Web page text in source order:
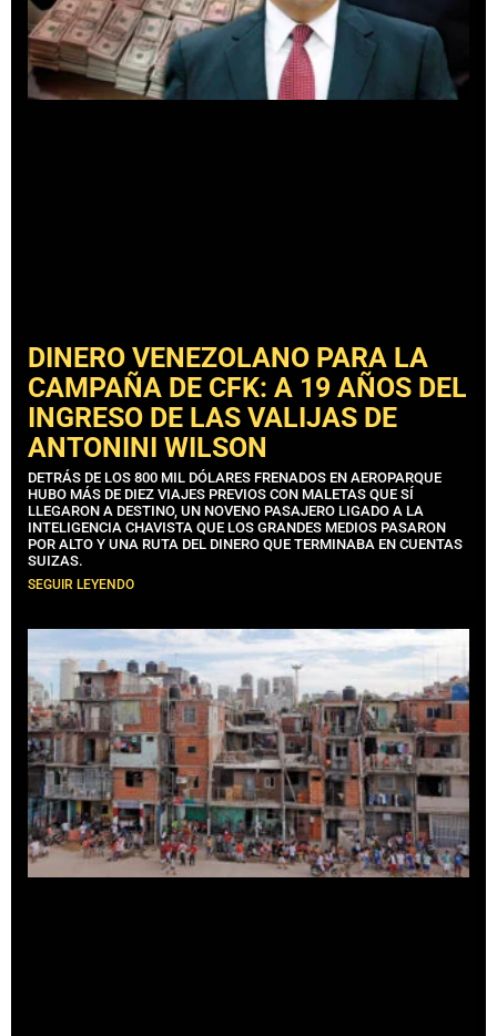
DINERO VENEZOLANO PARA LA
CAMPAÑA DE CFK: A 19 AÑOS DEL
INGRESO DE LAS VALIJAS DE
ANTONINI WILSON
DETRÁS DE LOS 800 MIL DÓLARES FRENADOS EN AEROPARQUE
HUBO MÁS DE DIEZ VIAJES PREVIOS CON MALETAS QUE SÍ
LLEGARON A DESTINO, UN NOVENO PASAJERO LIGADO A LA
INTELIGENCIA CHAVISTA QUE LOS GRANDES MEDIOS PASARON
POR ALTO Y UNA RUTA DEL DINERO QUE TERMINABA EN CUENTAS
SUIZAS.
SEGUIR LEYENDO